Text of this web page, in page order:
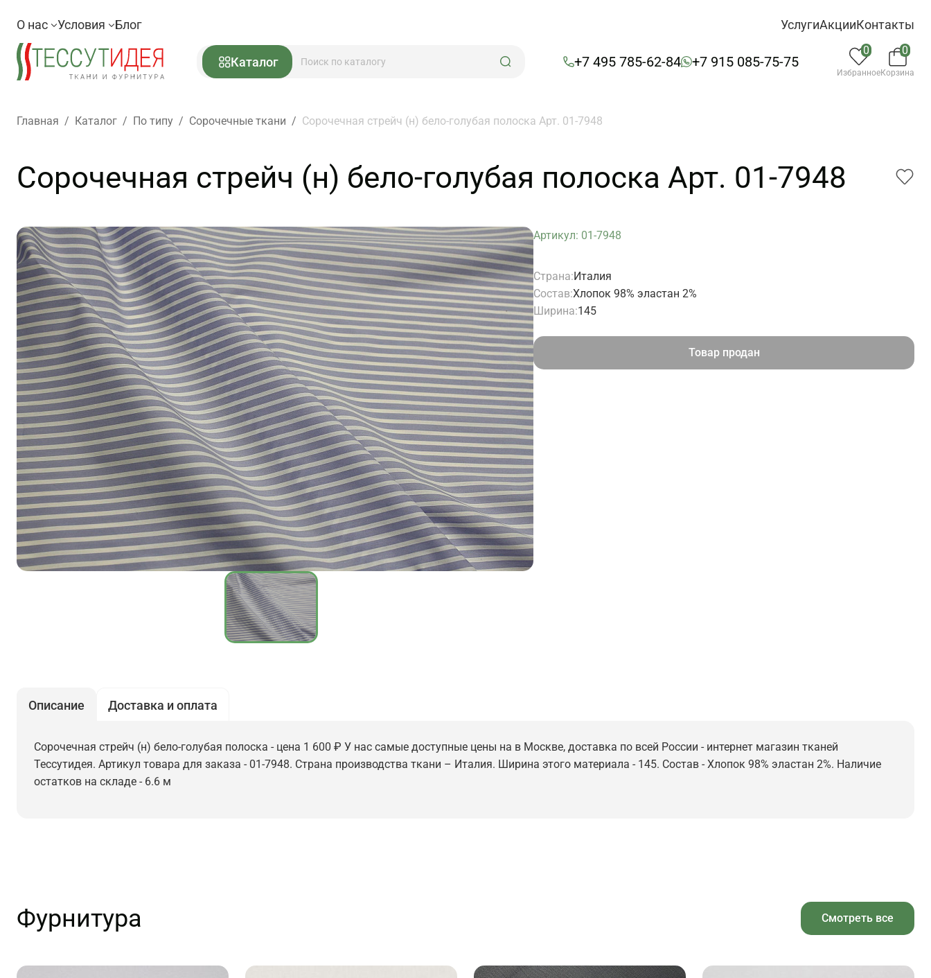
О нас Условия Блог УслугиАкцииКонтакты
Каталог +7 495 785-62-84 +7 915 085-75-75
0
Избранное
0
Корзина
Главная / Каталог / По типу / Сорочечные ткани / Сорочечная стрейч (н) бело-голубая полоска Арт. 01-7948
Сорочечная стрейч (н) бело-голубая полоска Арт. 01-7948
Артикул: 01-7948
Страна:Италия
Состав:Хлопок 98% эластан 2%
Ширина:145
Товар продан
Описание Доставка и оплата
Сорочечная стрейч (н) бело-голубая полоска - цена 1 600 ₽ У нас самые доступные цены на в Москве, доставка по всей России - интернет магазин тканей
Тессутидея. Артикул товара для заказа - 01-7948. Страна производства ткани – Италия. Ширина этого материала - 145. Состав - Хлопок 98% эластан 2%. Наличие
остатков на складе - 6.6 м
Фурнитура Смотреть все